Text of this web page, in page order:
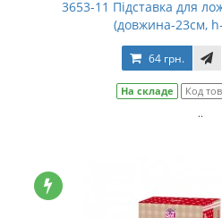
3653-11 Підставка для
(довжина-23см,
64 грн.
На складе Код
..